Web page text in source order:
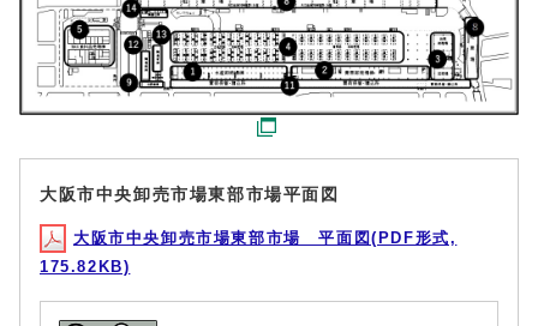
大阪市中央卸売市場東部市場平面図
大阪市中央卸売市場東部市場 平面図(PDF形式,
175.82KB)